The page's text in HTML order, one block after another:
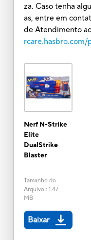
za. Caso tenha
as, entre em
de Atendimento
Nerf N-Strike
Elite
DualStrike
Blaster
Tamanho do
Arquivo: 1.47
MB
Baixar